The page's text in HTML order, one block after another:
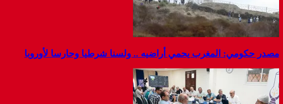
مصدر حكومي: المغرب يحمي أراضيه .. ولسنا شرطيا وحارسا لأوروبا